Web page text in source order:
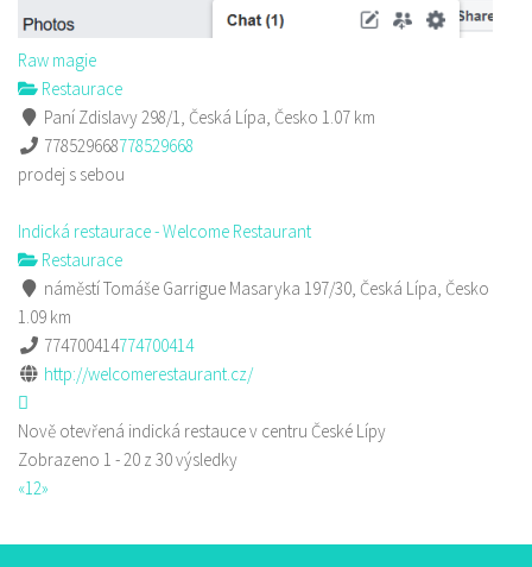
Raw magie
Restaurace
Paní Zdislavy 298/1, Česká Lípa, Česko 1.07 km
778529668778529668
prodej s sebou
Indická restaurace - Welcome Restaurant
Restaurace
náměstí Tomáše Garrigue Masaryka 197/30, Česká Lípa, Česko
1.09 km
774700414774700414
http://welcomerestaurant.cz/
Nově otevřená indická restauce v centru České Lípy
Zobrazeno 1 - 20 z 30 výsledky
«12»